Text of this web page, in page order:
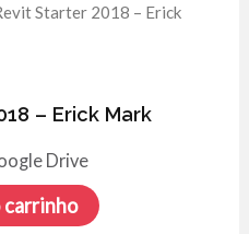
Starter 2018 – Erick
– Erick Mark
Drive
carrinho